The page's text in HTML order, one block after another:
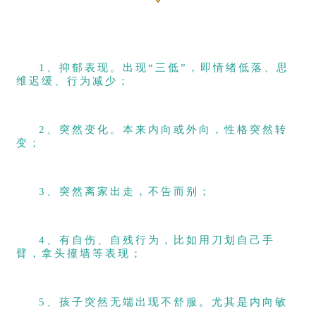
1、抑郁表现。出现“三低”，即情绪低落、思
维迟缓、行为减少；
2、突然变化。本来内向或外向，性格突然转
变；
3、突然离家出走，不告而别；
4、有自伤、自残行为，比如用刀划自己手
臂，拿头撞墙等表现；
5、孩子突然无端出现不舒服。尤其是内向敏